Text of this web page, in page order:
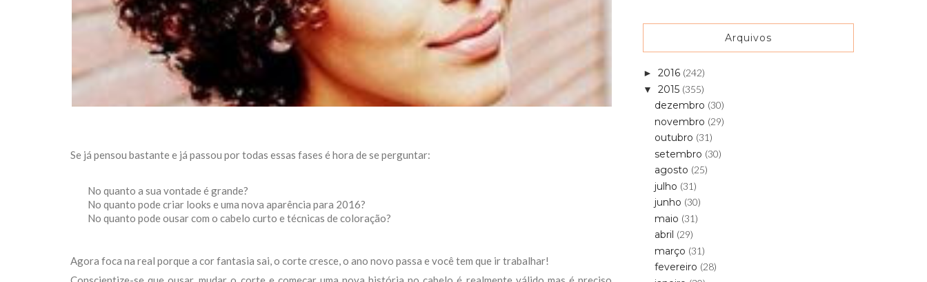
Se já pensou bastante e já passou por todas essas fases é hora de se perguntar:
No quanto a sua vontade é grande?
No quanto pode criar looks e uma nova aparência para 2016?
No quanto pode ousar com o cabelo curto e técnicas de coloração?
Agora foca na real porque a cor fantasia sai, o corte cresce, o ano novo passa e você tem que ir trabalhar!
Arquivos
► 2016 (242)
▼ 2015 (355)
dezembro (30)
novembro (29)
outubro (31)
setembro (30)
agosto (25)
julho (31)
junho (30)
maio (31)
abril (29)
março (31)
fevereiro (28)